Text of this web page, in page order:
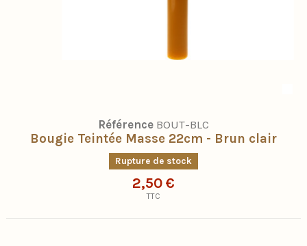
Référence BOUT-BLC
Bougie Teintée Masse 22cm - Brun clair
Rupture de stock
2,50 €
TTC